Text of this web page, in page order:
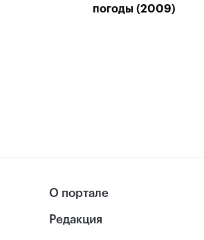
погоды (2009)
О портале
Редакция